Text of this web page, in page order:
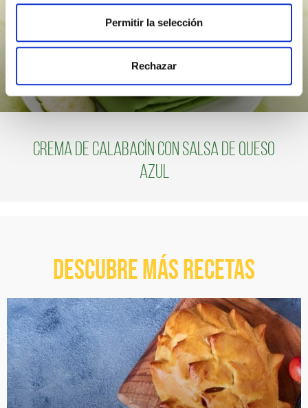
Permitir la selección
Rechazar
Crema de calabacín con salsa de queso
azul
Descubre más recetas